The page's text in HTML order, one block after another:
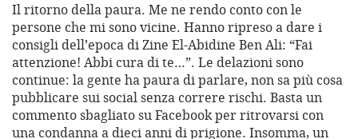
Il ritorno della paura. Me ne rendo conto con le
persone che mi sono vicine. Hanno ripreso a dare i
consigli dell’epoca di Zine El-Abidine Ben Ali: “Fai
attenzione! Abbi cura di te…”. Le delazioni sono
continue: la gente ha paura di parlare, non sa più cosa
pubblicare sui social senza correre rischi. Basta un
commento sbagliato su Facebook per ritrovarsi con
una condanna a dieci anni di prigione. Insomma, un